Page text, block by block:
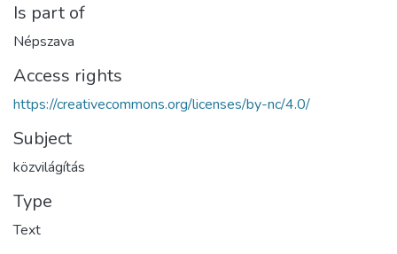
Is part of
Népszava
Access rights
https://creativecommons.org/licenses/by-nc/4.0/
Subject
közvilágítás
Type
Text